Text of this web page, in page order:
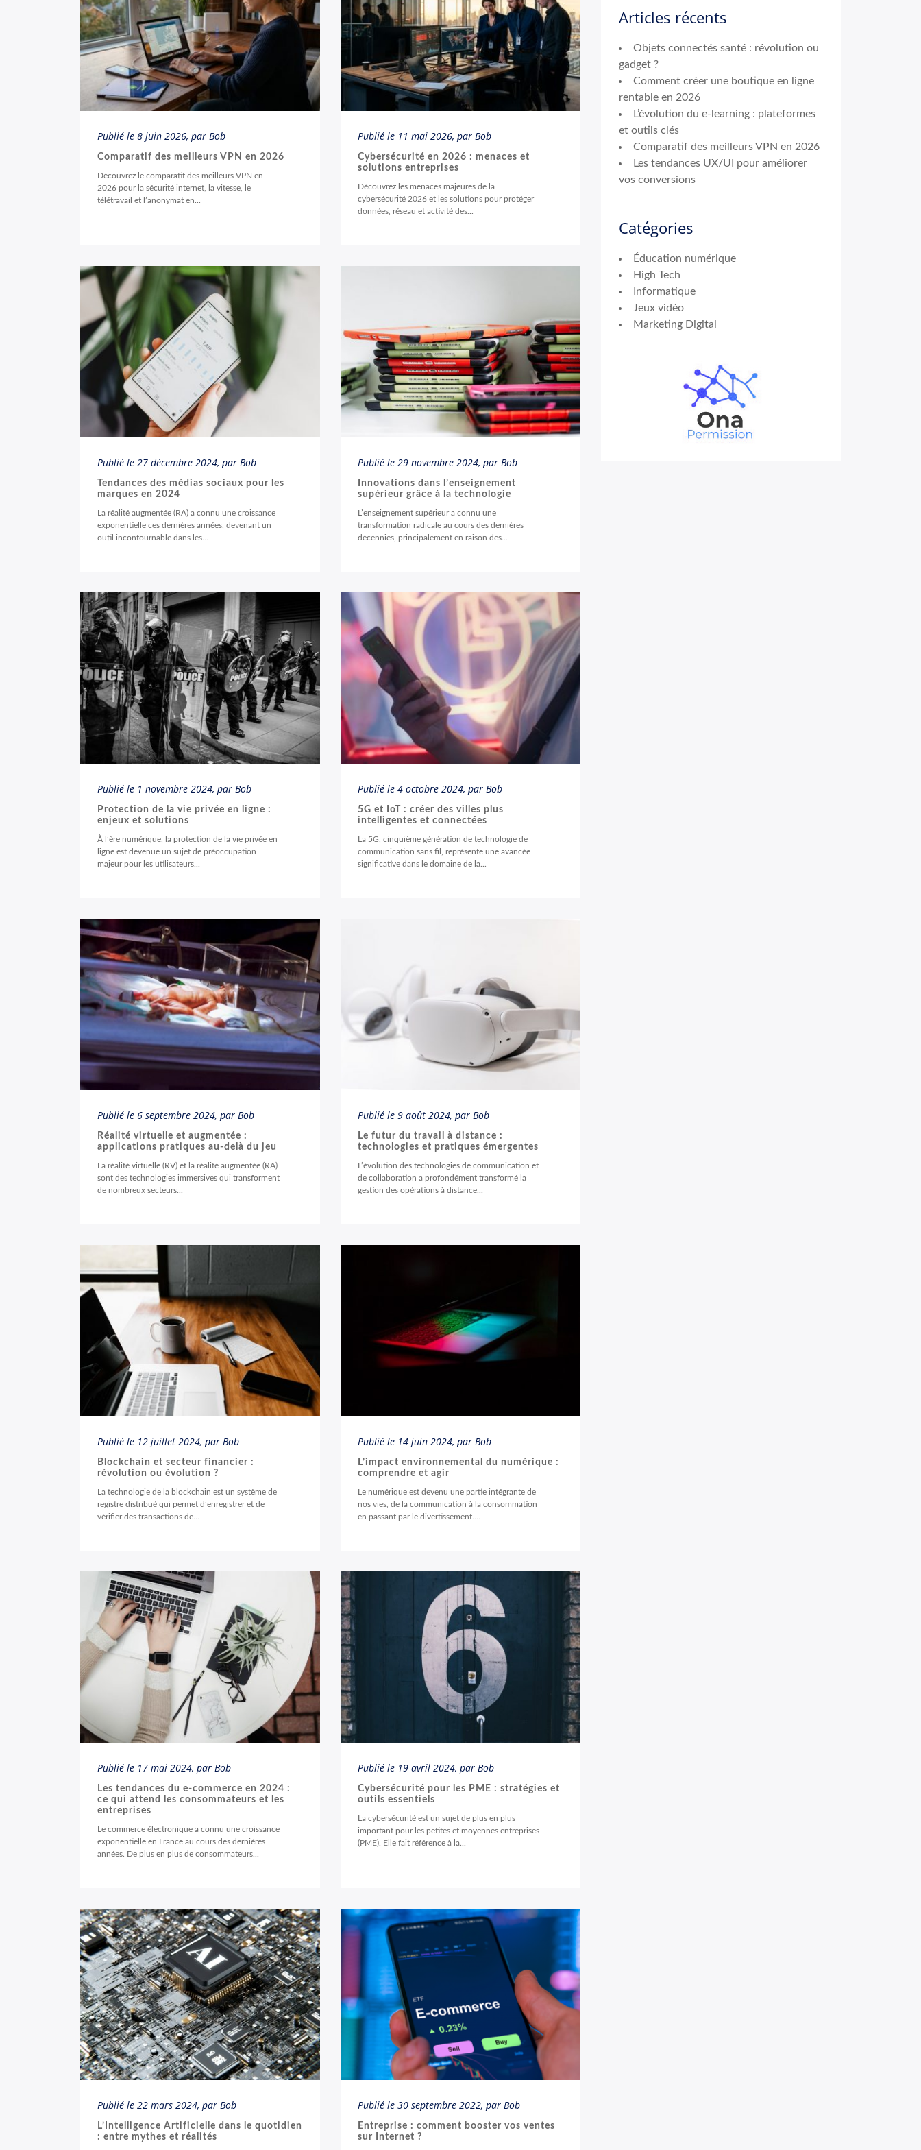
Publié le 8 juin 2026, par Bob
Comparatif des meilleurs VPN en 2026
Découvrez le comparatif des meilleurs VPN en
2026 pour la sécurité internet, la vitesse, le
télétravail et l’anonymat en...
Publié le 11 mai 2026, par Bob
Cybersécurité en 2026 : menaces et
solutions entreprises
Découvrez les menaces majeures de la
cybersécurité 2026 et les solutions pour protéger
données, réseau et activité des...
Publié le 27 décembre 2024, par Bob
Tendances des médias sociaux pour les
marques en 2024
La réalité augmentée (RA) a connu une croissance
exponentielle ces dernières années, devenant un
outil incontournable dans les...
Publié le 29 novembre 2024, par Bob
Innovations dans l’enseignement
supérieur grâce à la technologie
L’enseignement supérieur a connu une
transformation radicale au cours des dernières
décennies, principalement en raison des...
Publié le 1 novembre 2024, par Bob
Protection de la vie privée en ligne :
enjeux et solutions
À l’ère numérique, la protection de la vie privée en
ligne est devenue un sujet de préoccupation
majeur pour les utilisateurs...
Publié le 4 octobre 2024, par Bob
5G et IoT : créer des villes plus
intelligentes et connectées
La 5G, cinquième génération de technologie de
communication sans fil, représente une avancée
significative dans le domaine de la...
Publié le 6 septembre 2024, par Bob
Réalité virtuelle et augmentée :
applications pratiques au-delà du jeu
La réalité virtuelle (RV) et la réalité augmentée (RA)
sont des technologies immersives qui transforment
de nombreux secteurs...
Publié le 9 août 2024, par Bob
Le futur du travail à distance :
technologies et pratiques émergentes
L’évolution des technologies de communication et
de collaboration a profondément transformé la
gestion des opérations à distance...
Publié le 12 juillet 2024, par Bob
Blockchain et secteur financier :
révolution ou évolution ?
La technologie de la blockchain est un système de
registre distribué qui permet d’enregistrer et de
vérifier des transactions de...
Publié le 14 juin 2024, par Bob
L’impact environnemental du numérique :
comprendre et agir
Le numérique est devenu une partie intégrante de
nos vies, de la communication à la consommation
en passant par le divertissement....
Publié le 17 mai 2024, par Bob
Les tendances du e-commerce en 2024 :
ce qui attend les consommateurs et les
entreprises
Le commerce électronique a connu une croissance
exponentielle en France au cours des dernières
années. De plus en plus de consommateurs...
Publié le 19 avril 2024, par Bob
Cybersécurité pour les PME : stratégies et
outils essentiels
La cybersécurité est un sujet de plus en plus
important pour les petites et moyennes entreprises
(PME). Elle fait référence à la...
Publié le 22 mars 2024, par Bob
L’Intelligence Artificielle dans le quotidien
: entre mythes et réalités
Publié le 30 septembre 2022, par Bob
Entreprise : comment booster vos ventes
sur Internet ?
Articles récents
Objets connectés santé : révolution ou
gadget ?
Comment créer une boutique en ligne
rentable en 2026
L’évolution du e-learning : plateformes
et outils clés
Comparatif des meilleurs VPN en 2026
Les tendances UX/UI pour améliorer
vos conversions
Catégories
Éducation numérique
High Tech
Informatique
Jeux vidéo
Marketing Digital